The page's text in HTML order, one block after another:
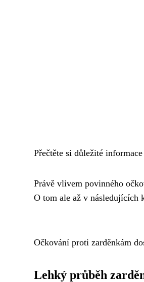
Přečtěte si důležité
Právě vlivem povinného
O tom ale až v následujících
Očkování proti zarděnkám
Lehký průběh